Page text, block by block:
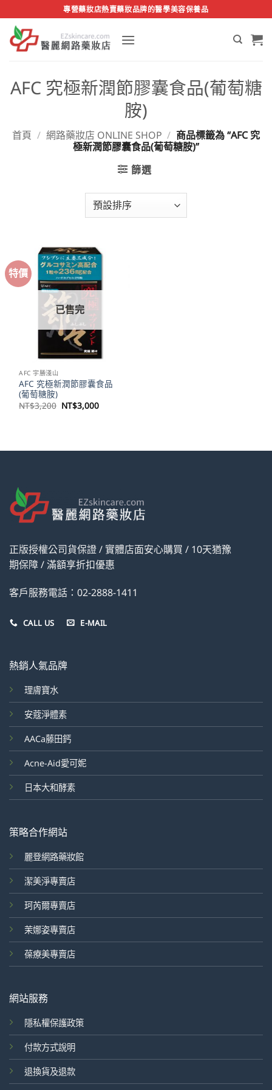
to
content
專營藥妝店熱賣藥妝品牌的醫學美容保養品
AFC 究極新潤節膠囊食品(葡萄糖
胺)
首頁 / 網路藥妝店 ONLINE SHOP / 商品標籤為 “AFC 究
極新潤節膠囊食品(葡萄糖胺)”
篩選
特價
已售完
AFC 宇勝淺山
AFC 究極新潤節膠囊食品
(葡萄糖胺)
NT$3,200 原
始
NT$3,000目
正版授權公司貨保證 / 實體店面安心購買 / 10天猶豫
期保障 / 滿額享折扣優惠
客戶服務電話：02-2888-1411
CALL US E-MAIL
熱銷人氣品牌
理膚寶水
安蔻淨體素
AACa藤田鈣
Acne-Aid愛可妮
日本大和酵素
策略合作網站
麗登網路藥妝館
潔美淨專賣店
珂芮爾專賣店
茉娜姿專賣店
葆療美專賣店
網站服務
隱私權保護政策
付款方式說明
退換貨及退款